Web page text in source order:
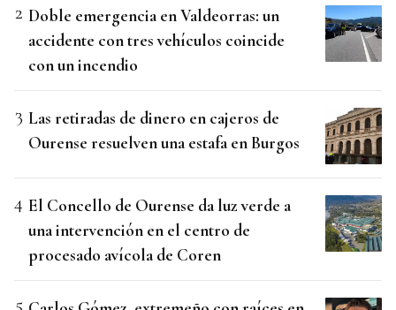
Doble emergencia en Valdeorras: un
accidente con tres vehículos coincide
con un incendio
Las retiradas de dinero en cajeros de
Ourense resuelven una estafa en Burgos
El Concello de Ourense da luz verde a
una intervención en el centro de
procesado avícola de Coren